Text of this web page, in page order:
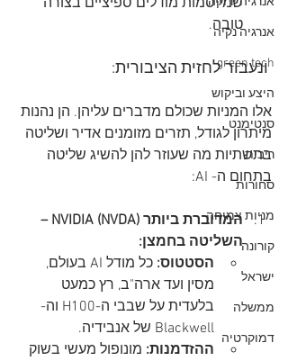
אנרגיה נקיה
green tech
היצע וביקוש
סנטימנט
ריבית
סחורות
מניות צמיחה
קורונה
ישראל
ממשלה
דמוקרטיה
טובה.
ונעבור לחזית הציבורית:
אלו המניות שכולם מדברים עליהן. הן נהנות
מיתרון לגודל, תזרים מזומנים אדיר ושליטה
בתשתיות מה שעוזר להן להשיג שליטה
בתחום ה- AI:
המדוברת ביותר NVIDIA (NVDA) –
השליטה בחמצן:
הסטטוס:
כל מודל AI בעולם,
מסין ועד ארה"ב, רץ כמעט
בלעדית על שבבי ה-H100 וה-
Blackwell של אנבידיה.
ההזדמנות: מונופול מעשי בשוק